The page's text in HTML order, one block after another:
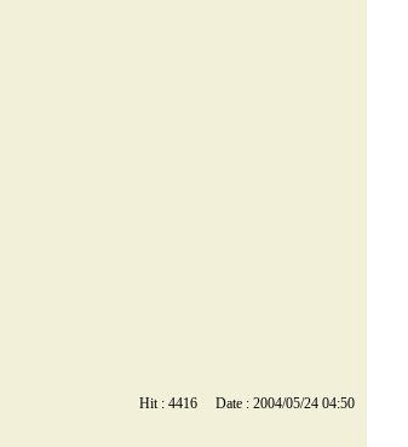
Hit : 4416 Date : 2004/05/24 04:50